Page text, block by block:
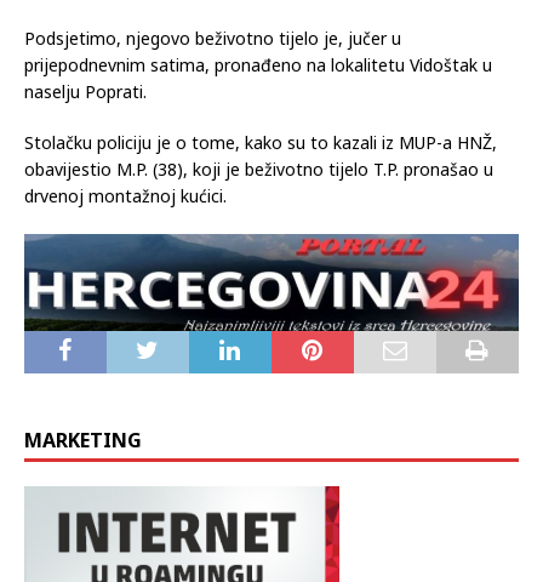
Podsjetimo, njegovo beživotno tijelo je, jučer u
prijepodnevnim satima, pronađeno na lokalitetu Vidoštak u
naselju Poprati.
Stolačku policiju je o tome, kako su to kazali iz MUP-a HNŽ,
obavijestio M.P. (38), koji je beživotno tijelo T.P. pronašao u
drvenoj montažnoj kućici.
MARKETING